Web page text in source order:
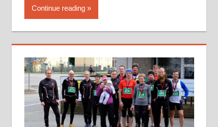
Continue reading